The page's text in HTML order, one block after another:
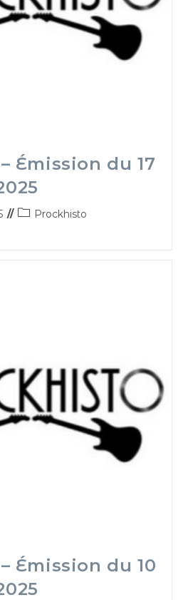
Émission du 17
Prockhisto
Émission du 10